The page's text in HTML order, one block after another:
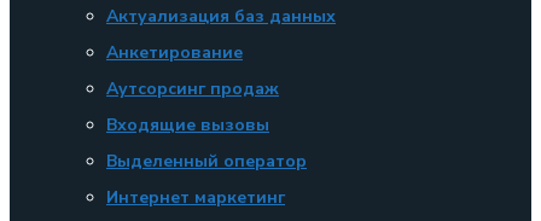
Актуализация баз данных
Анкетирование
Аутсорсинг продаж
Входящие вызовы
Выделенный оператор
Интернет маркетинг